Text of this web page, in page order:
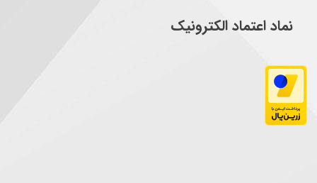
نماد اعتماد الکترونیک